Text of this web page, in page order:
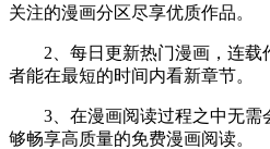
关注的漫画分区尽享优质作品。
2、每日更新热门漫画，连载
者能在最短的时间内看新章节。
3、在漫画阅读过程之中无需
够畅享高质量的免费漫画阅读。